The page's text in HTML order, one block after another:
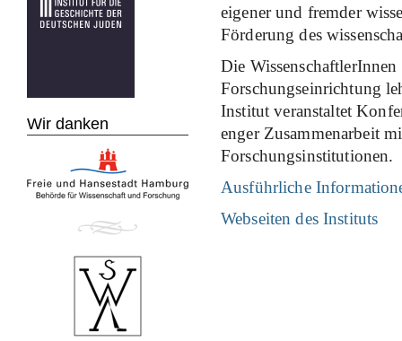
eigener und fremder
Förderung des
Die
Forschungseinrichtung
Institut veranstaltet
enger Zusammenarbeit
Forschungsinstitutionen.
Ausführliche
Webseiten des Instituts
Wir danken